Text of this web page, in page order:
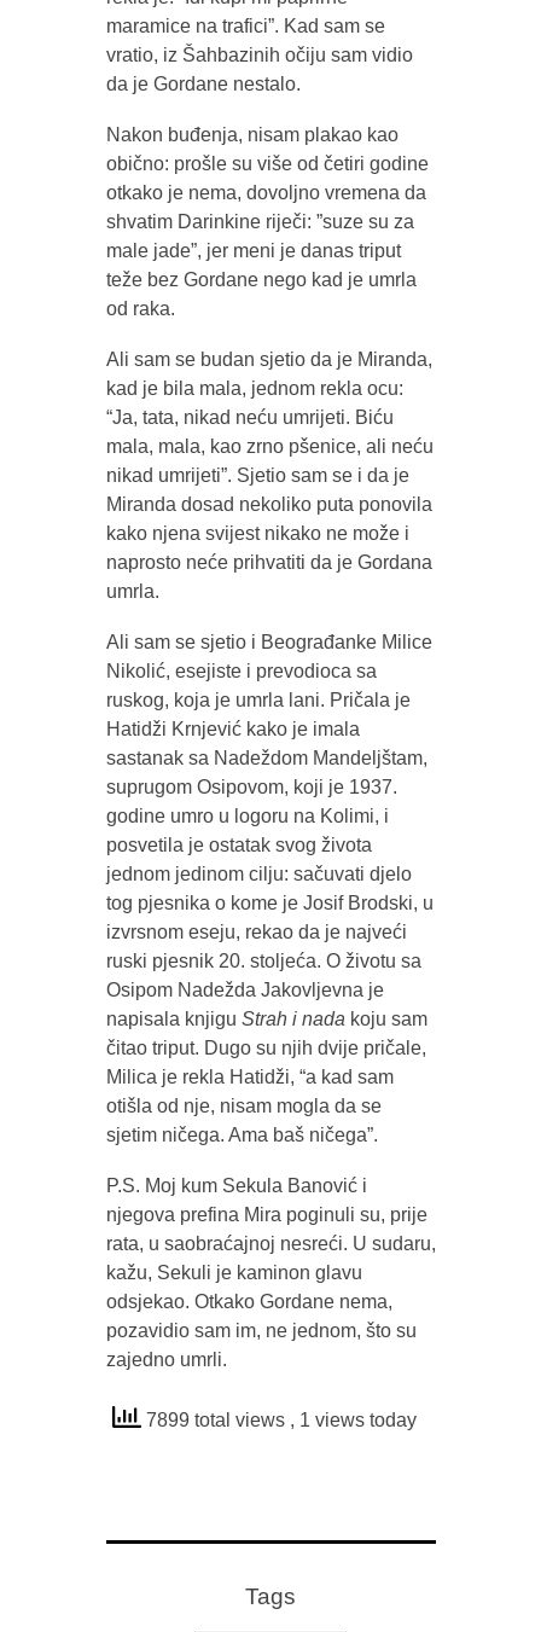
maramice na trafici”. Kad sam se
vratio, iz Šahbazinih očiju sam vidio
da je Gordane nestalo.
Nakon buđenja, nisam plakao kao
obično: prošle su više od četiri godine
otkako je nema, dovoljno vremena da
shvatim Darinkine riječi: ”suze su za
male jade”, jer meni je danas triput
teže bez Gordane nego kad je umrla
od raka.
Ali sam se budan sjetio da je Miranda,
kad je bila mala, jednom rekla ocu:
“Ja, tata, nikad neću umrijeti. Biću
mala, mala, kao zrno pšenice, ali neću
nikad umrijeti”. Sjetio sam se i da je
Miranda dosad nekoliko puta ponovila
kako njena svijest nikako ne može i
naprosto neće prihvatiti da je Gordana
umrla.
Ali sam se sjetio i Beograđanke Milice
Nikolić, esejiste i prevodioca sa
ruskog, koja je umrla lani. Pričala je
Hatidži Krnjević kako je imala
sastanak sa Nadeždom Mandeljštam,
suprugom Osipovom, koji je 1937.
godine umro u logoru na Kolimi, i
posvetila je ostatak svog života
jednom jedinom cilju: sačuvati djelo
tog pjesnika o kome je Josif Brodski, u
izvrsnom eseju, rekao da je najveći
ruski pjesnik 20. stoljeća. O životu sa
Osipom Nadežda Jakovljevna je
napisala knjigu Strah i nada koju sam
čitao triput. Dugo su njih dvije pričale,
Milica je rekla Hatidži, “a kad sam
otišla od nje, nisam mogla da se
sjetim ničega. Ama baš ničega”.
P.S. Moj kum Sekula Banović i
njegova prefina Mira poginuli su, prije
rata, u saobraćajnoj nesreći. U sudaru,
kažu, Sekuli je kaminon glavu
odsjekao. Otkako Gordane nema,
pozavidio sam im, ne jednom, što su
zajedno umrli.
7899 total views , 1 views today
Tags